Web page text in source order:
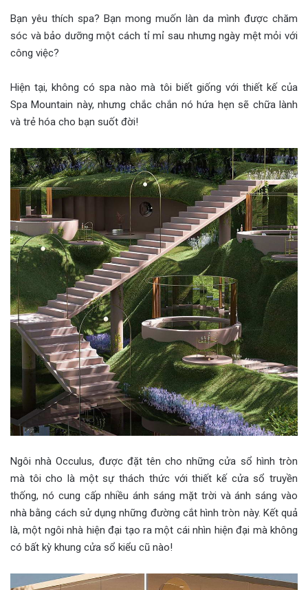
Bạn yêu thích spa? Bạn mong muốn làn da mình được chăm
sóc và bảo dưỡng một cách tỉ mỉ sau nhưng ngày mệt mỏi với
công việc?
Hiện tại, không có spa nào mà tôi biết giống với thiết kế của
Spa Mountain này, nhưng chắc chắn nó hứa hẹn sẽ chữa lành
và trẻ hóa cho bạn suốt đời!
Ngôi nhà Occulus, được đặt tên cho những cửa sổ hình tròn
mà tôi cho là một sự thách thức với thiết kế cửa sổ truyền
thống, nó cung cấp nhiều ánh sáng mặt trời và ánh sáng vào
nhà bằng cách sử dụng những đường cắt hình tròn này. Kết quả
là, một ngôi nhà hiện đại tạo ra một cái nhìn hiện đại mà không
có bất kỳ khung cửa sổ kiểu cũ nào!